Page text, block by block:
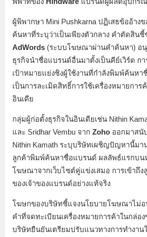
ผู้พิพากษา Mini Pushkarna ปฏิเสธข้ออ้าง
ค้นหาที่ระบุว่าเป็นเพียงตัวกลาง คำตัดสิน
AdWords (ระบบโฆษณาผ่านคำค้นหา) อ
ธุรกิจนำชื่อแบรนด์อื่นมาตั้งเป็นคีย์เวิร์ด กา
เป้าหมายแย่งชิงผู้ใช้งานที่กำลังพิมพ์ค้นห
เป็นการละเมิดสิทธิ์การใช้เครื่องหมายกา
อินเดีย
กลุ่มผู้ก่อตั้งธุรกิจในอินเดียเช่น Nithin
และ Sridhar Vembu จาก Zoho ออกมาสนั
Nithin Kamath ระบุบริษัทเผชิญปัญหานี้มา
ลูกค้าพิมพ์ค้นหาชื่อแบรนด์ ผลลัพธ์แรกบน
โฆษณาจากเว็บไซต์คู่แข่งเสมอ การเข้าถึง
ของเจ้าของแบรนด์อย่างแท้จริง
โฆษกของบริษัทชี้แจงนโยบายโฆษณาไม่
คำที่จดทะเบียนเครื่องหมายการค้าในกล่อ
บริษัทยืนยันเตรียมปรับแนวทางการทำงาน